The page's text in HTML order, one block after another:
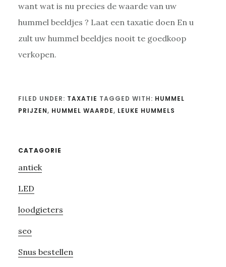
want wat is nu precies de waarde van uw
hummel beeldjes ? Laat een taxatie doen En u
zult uw hummel beeldjes nooit te goedkoop
verkopen.
FILED UNDER: TAXATIE TAGGED WITH: HUMMEL
PRIJZEN, HUMMEL WAARDE, LEUKE HUMMELS
Primary
Sidebar
CATAGORIE
antiek
LED
loodgieters
seo
Snus bestellen